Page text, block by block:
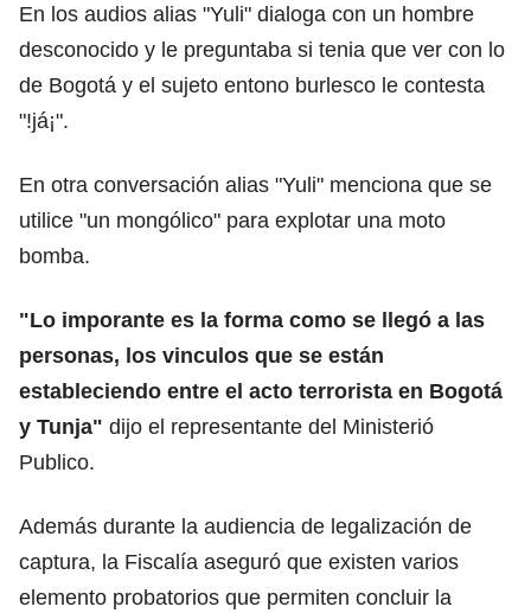
En los audios alias "Yuli" dialoga con un hombre
desconocido y le preguntaba si tenia que ver con lo
de Bogotá y el sujeto entono burlesco le contesta
"!já¡".
En otra conversación alias "Yuli" menciona que se
utilice "un mongólico" para explotar una moto
bomba.
"Lo imporante es la forma como se llegó a las
personas, los vinculos que se están
estableciendo entre el acto terrorista en Bogotá
y Tunja" dijo el representante del Ministerió
Publico.
Además durante la audiencia de legalización de
captura, la Fiscalía aseguró que existen varios
elemento probatorios que permiten concluir la